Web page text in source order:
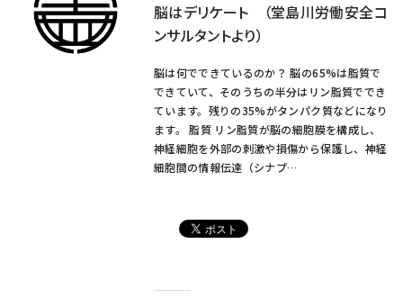
脳はデリケート （堂島川労働安全コ
ンサルタントより）
脳は何でできているのか？ 脳の65%は脂質で
できていて、そのうちの半分はリン脂質ででき
ています。残りの35%がタンパク質などになり
ます。 脂質 リン脂質が脳の細胞膜を構成し、
神経細胞を外部の刺激や損傷から保護し、神経
細胞間の情報伝達（シナプ…